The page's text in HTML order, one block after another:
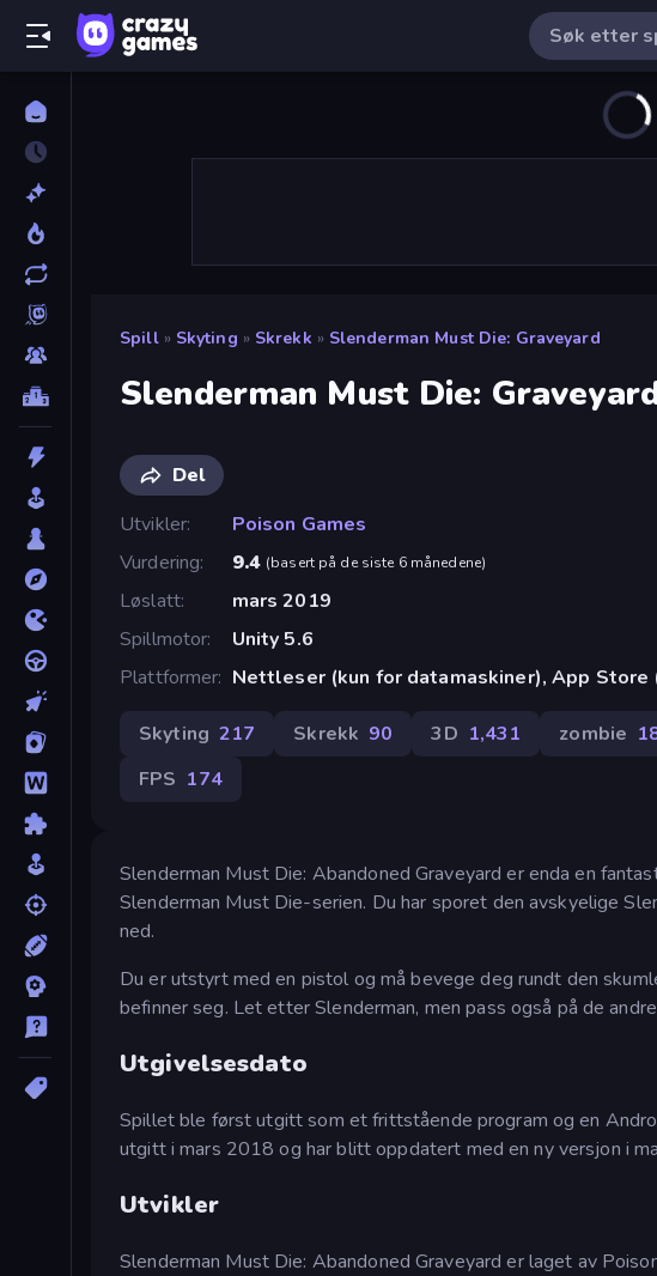
Spill » Skyting » Skrekk » Slenderman Must Die: Graveyard
Slenderman Must Die:
Del
Utvikler
Poison Games
Vurdering
9.4 (basert på de siste 6 månedene)
Løslatt
mars 2019
Spillmotor
Unity 5.6
Plattformer Nettleser (kun for datamaskiner), App Store
Skyting 217 Skrekk 90 3D 1,431 zombie
FPS 174
Slenderman Must Die: Abandoned Graveyard er enda en
Slenderman Must Die-serien. Du har sporet den avskyelige
ned.
Du er utstyrt med en pistol og må bevege deg rundt den
befinner seg. Let etter Slenderman, men pass også på de
Utgivelsesdato
Spillet ble først utgitt som et frittstående program og en
utgitt i mars 2018 og har blitt oppdatert med en ny versjon i
Utvikler
Slenderman Must Die: Abandoned Graveyard er laget av